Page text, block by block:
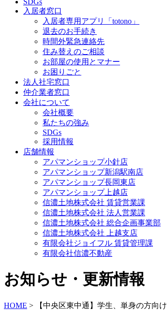
入居者窓口
入居者専用アプリ「totono」
退去のお手続き
時間外緊急連絡先
住み替えのご相談
お部屋の使用とマナー
お困りごと
法人社宅窓口
仲介業者窓口
会社について
会社概要
私たちの強み
SDGs
採用情報
店舗情報
アパマンショップ小針店
アパマンショップ新潟駅南店
アパマンショップ長岡東店
アパマンショップ上越店
信濃土地株式会社 賃貸営業課
信濃土地株式会社 法人営業課
信濃土地株式会社 総合企画事業部
信濃土地株式会社 上越支店
有限会社ジョイフル 賃貸管理課
有限会社信濃不動産
お知らせ・更新情報
HOME >
【中央区東中通】学生、単身の方向け